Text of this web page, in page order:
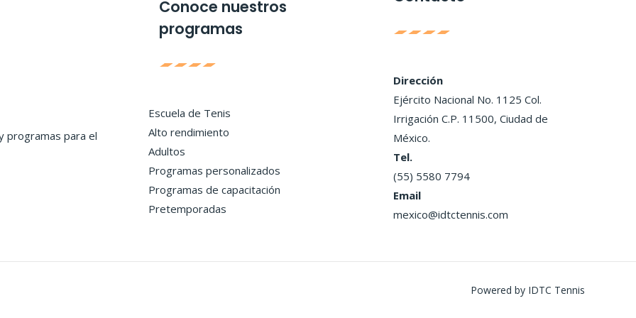
programas para el
Conoce nuestros
programas
Escuela de Tenis
Alto rendimiento
Adultos
Programas personalizados
Programas de capacitación
Pretemporadas
Dirección
Ejército Nacional No. 1125 Col.
Irrigación C.P. 11500, Ciudad de
México.
Tel.
(55) 5580 7794
Email
mexico@idtctennis.com
Powered by IDTC Tennis